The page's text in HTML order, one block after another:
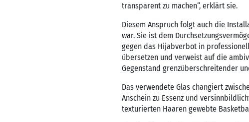
transparent zu machen“, erklärt sie.
Diesem Anspruch folgt auch die
war. Sie ist dem
gegen das Hijabverbot in
übersetzen und verweist auf die
Gegenstand grenzüberschreitender
Das verwendete Glas changiert
Anschein zu Essenz und
texturierten Haaren gewebte